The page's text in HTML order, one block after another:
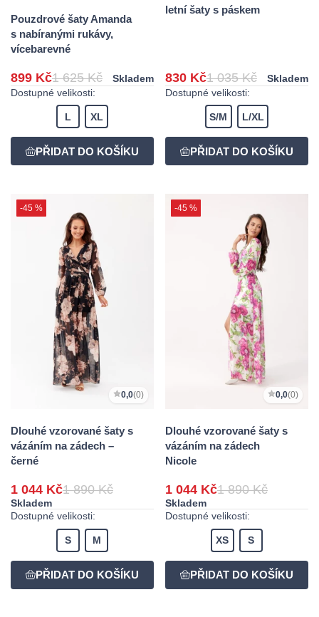
Pouzdrové šaty Amanda
s nabíranými rukávy,
vícebarevné
899 Kč1 625 Kč
Skladem
Dostupné velikosti:
L XL
letní šaty s páskem
830 Kč1 035 Kč
Skladem
Dostupné velikosti:
S/M L/XL
-45 %
0,0(0)
Dlouhé vzorované šaty s
vázáním na zádech –
černé
1 044 Kč1 890 Kč
Skladem
Dostupné velikosti:
S M
-45 %
0,0(0)
Dlouhé vzorované šaty s
vázáním na zádech
Nicole
1 044 Kč1 890 Kč
Skladem
Dostupné velikosti:
XS S